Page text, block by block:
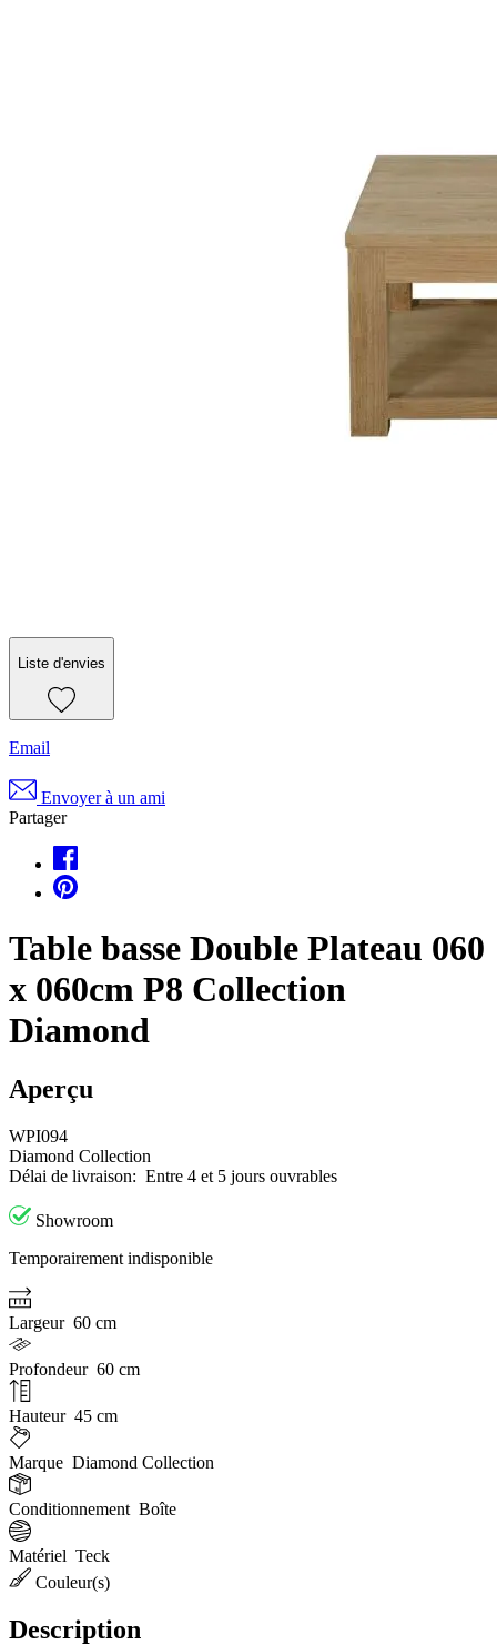
Liste d'envies
Email
Envoyer à un ami
Partager
Table basse Double Plateau 060
x 060cm P8 Collection
Diamond
Aperçu
WPI094
Diamond Collection
Délai de livraison: Entre 4 et 5 jours ouvrables
Showroom
Temporairement indisponible
Largeur 60 cm
Profondeur 60 cm
Hauteur 45 cm
Marque Diamond Collection
Conditionnement Boîte
Matériel Teck
Couleur(s)
Description